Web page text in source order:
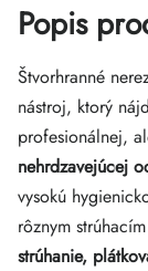
Popis
Štvorhranné
nástroj, ktorý
profesionálnej,
nehrdzavejúcej
vysokú
rôznym
strúhanie,